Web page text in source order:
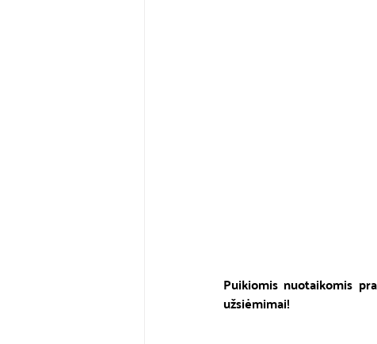
Puikiomis nuotaikomis
užsiėmimai!